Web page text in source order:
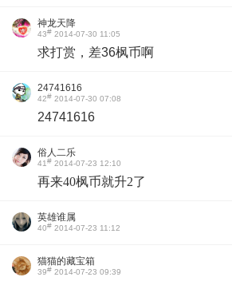
神龙天降
43# 2014-07-30 11:05
求打赏，差36枫币啊
24741616
42# 2014-07-30 07:08
24741616
俗人二乐
41# 2014-07-23 12:10
再来40枫币就升2了
英雄谁属
40# 2014-07-23 11:12
猫猫的藏宝箱
39# 2014-07-23 09:39